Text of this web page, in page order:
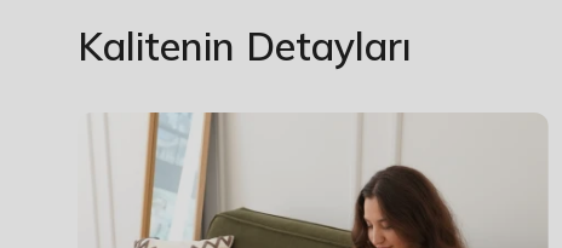
Kalitenin Detayları